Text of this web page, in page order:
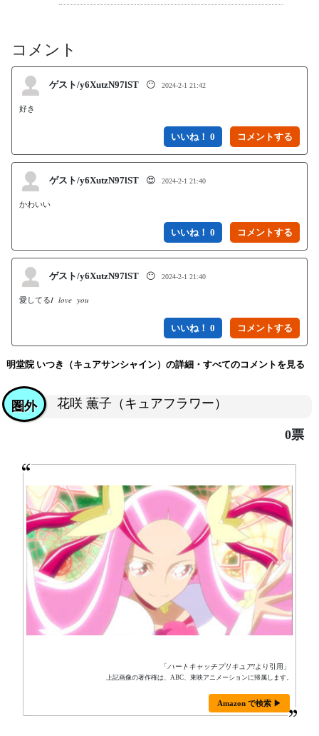
コメント
ゲスト/y6XutzN97lST 😶 2024-2-1 21:42
好き
いいね！ 0
ゲスト/y6XutzN97lST 😍 2024-2-1 21:40
かわいい
いいね！ 0
ゲスト/y6XutzN97lST 😶 2024-2-1 21:40
愛してる𝐼 𝑙𝑜𝑣𝑒 𝑦𝑜𝑢
いいね！ 0
明堂院 いつき（キュアサンシャイン）の詳細・すべてのコメントを見る
花咲 薫子（キュアフラワー）
圏外
0票
「ハートキャッチプリキュア!より引用」
上記画像の著作権は、ABC、東映アニメーションに帰属します。
Amazon で検索 ▶